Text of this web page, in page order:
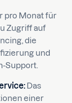
pro Monat für
Zugriff auf
die
und
Support.
Das
einer